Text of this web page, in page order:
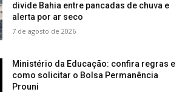
divide Bahia entre pancadas de chuva e
alerta por ar seco
7 de agosto de 2026
Ministério da Educação: confira regras e
como solicitar o Bolsa Permanência
Prouni